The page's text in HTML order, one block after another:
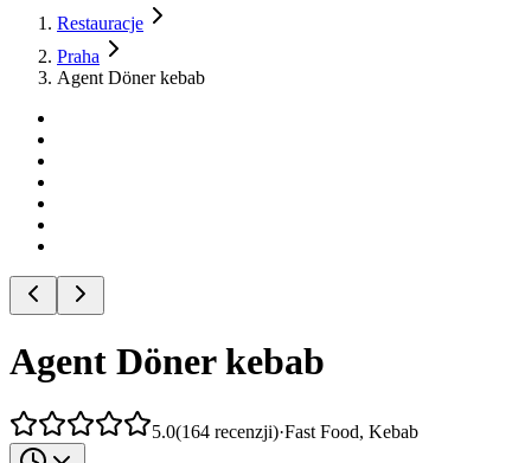
Restauracje
Praha
Agent Döner kebab
Agent Döner kebab
5.0(164 recenzji)·Fast Food, Kebab